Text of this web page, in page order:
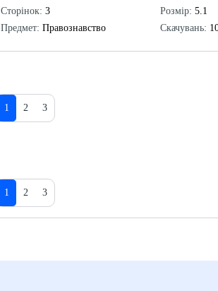
Сторінок: 3
Предмет: Правознавство
Розмір: 5.1
Скачувань:
1 2 3
1 2 3